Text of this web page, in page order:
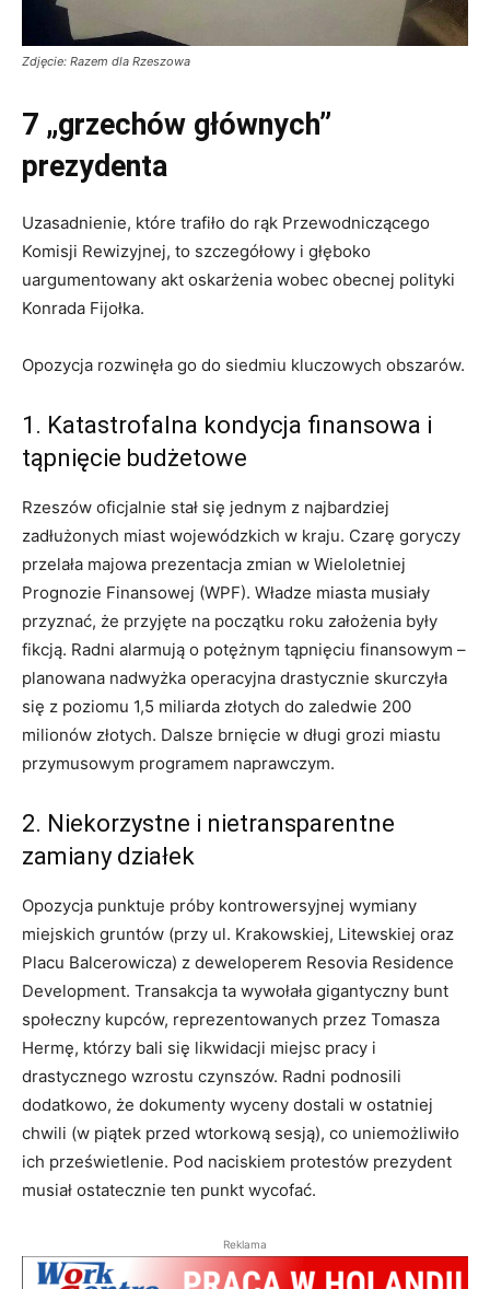
Zdjęcie: Razem dla Rzeszowa
7 „grzechów głównych”
prezydenta
Uzasadnienie, które trafiło do rąk Przewodniczącego
Komisji Rewizyjnej, to szczegółowy i głęboko
uargumentowany akt oskarżenia wobec obecnej polityki
Konrada Fijołka.
Opozycja rozwinęła go do siedmiu kluczowych obszarów.
1. Katastrofalna kondycja finansowa i
tąpnięcie budżetowe
Rzeszów oficjalnie stał się jednym z najbardziej
zadłużonych miast wojewódzkich w kraju. Czarę goryczy
przelała majowa prezentacja zmian w Wieloletniej
Prognozie Finansowej (WPF). Władze miasta musiały
przyznać, że przyjęte na początku roku założenia były
fikcją. Radni alarmują o potężnym tąpnięciu finansowym –
planowana nadwyżka operacyjna drastycznie skurczyła
się z poziomu 1,5 miliarda złotych do zaledwie 200
milionów złotych. Dalsze brnięcie w długi grozi miastu
przymusowym programem naprawczym.
2. Niekorzystne i nietransparentne
zamiany działek
Opozycja punktuje próby kontrowersyjnej wymiany
miejskich gruntów (przy ul. Krakowskiej, Litewskiej oraz
Placu Balcerowicza) z deweloperem Resovia Residence
Development. Transakcja ta wywołała gigantyczny bunt
społeczny kupców, reprezentowanych przez Tomasza
Hermę, którzy bali się likwidacji miejsc pracy i
drastycznego wzrostu czynszów. Radni podnosili
dodatkowo, że dokumenty wyceny dostali w ostatniej
chwili (w piątek przed wtorkową sesją), co uniemożliwiło
ich prześwietlenie. Pod naciskiem protestów prezydent
musiał ostatecznie ten punkt wycofać.
Reklama